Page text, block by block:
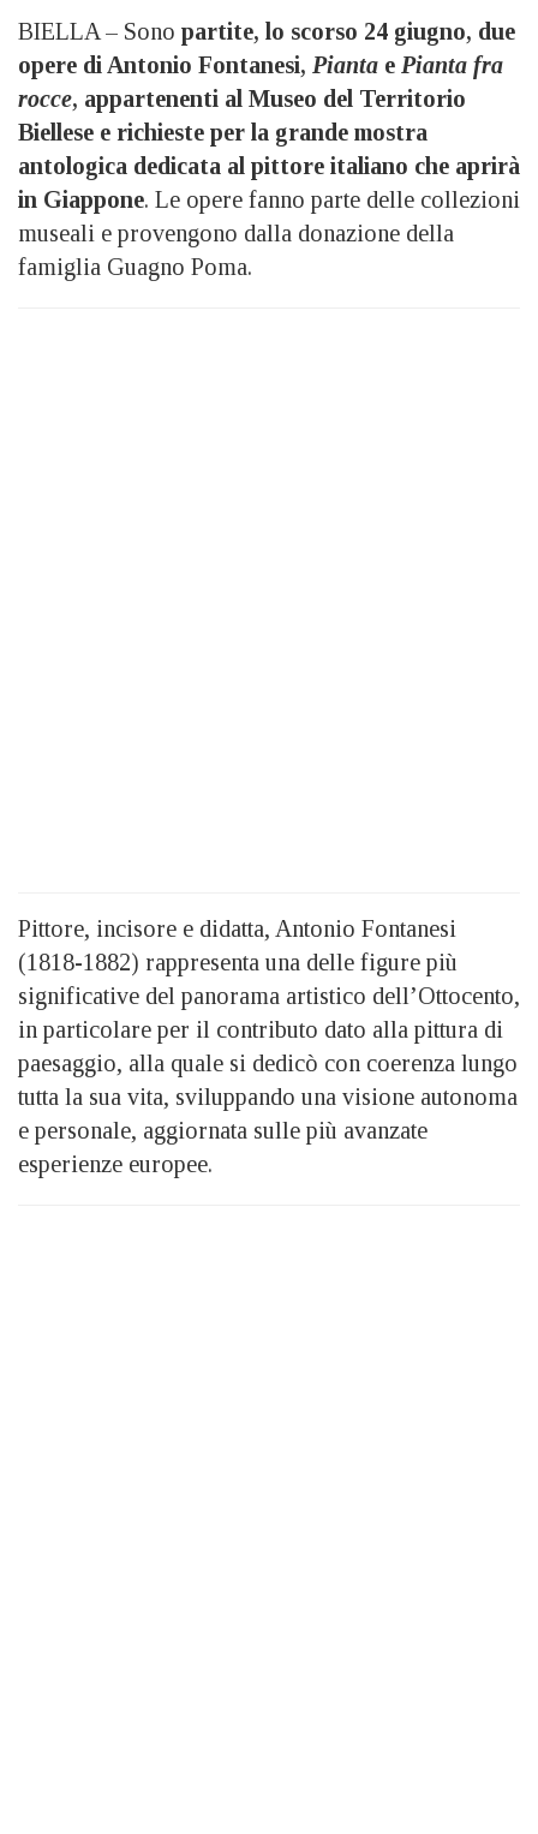
BIELLA – Sono partite, lo scorso 24 giugno, due
opere di Antonio Fontanesi, Pianta e Pianta fra
rocce, appartenenti al Museo del Territorio
Biellese e richieste per la grande mostra
antologica dedicata al pittore italiano che aprirà
in Giappone. Le opere fanno parte delle collezioni
museali e provengono dalla donazione della
famiglia Guagno Poma.
Pittore, incisore e didatta, Antonio Fontanesi
(1818-1882) rappresenta una delle figure più
significative del panorama artistico dell’Ottocento,
in particolare per il contributo dato alla pittura di
paesaggio, alla quale si dedicò con coerenza lungo
tutta la sua vita, sviluppando una visione autonoma
e personale, aggiornata sulle più avanzate
esperienze europee.